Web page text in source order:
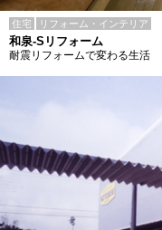
住宅 リフォーム・インテリア
和泉-Sリフォーム
耐震リフォームで変わる生活